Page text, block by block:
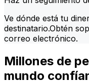
Ve dónde está tu
destinatario.Obtén
correo electrónico.
Millones de
mundo